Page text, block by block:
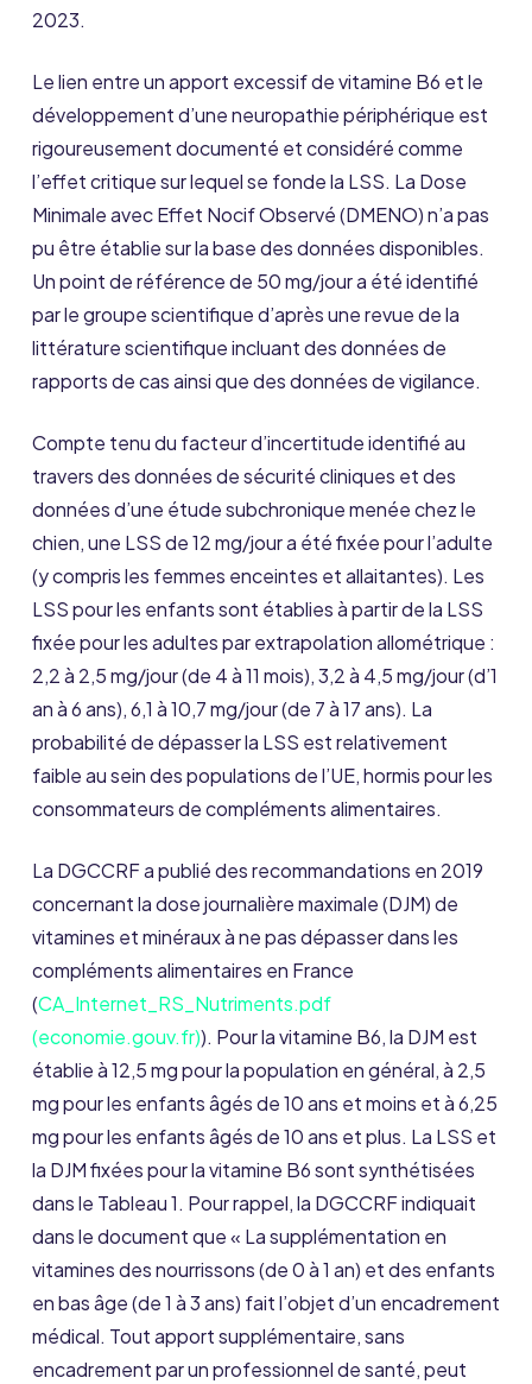
2023.
Le lien entre un apport excessif de vitamine B6 et le
développement d’une neuropathie périphérique est
rigoureusement documenté et considéré comme
l’effet critique sur lequel se fonde la LSS. La Dose
Minimale avec Effet Nocif Observé (DMENO) n’a pas
pu être établie sur la base des données disponibles.
Un point de référence de 50 mg/jour a été identifié
par le groupe scientifique d’après une revue de la
littérature scientifique incluant des données de
rapports de cas ainsi que des données de vigilance.
Compte tenu du facteur d’incertitude identifié au
travers des données de sécurité cliniques et des
données d’une étude subchronique menée chez le
chien, une LSS de 12 mg/jour a été fixée pour l’adulte
(y compris les femmes enceintes et allaitantes). Les
LSS pour les enfants sont établies à partir de la LSS
fixée pour les adultes par extrapolation allométrique :
2,2 à 2,5 mg/jour (de 4 à 11 mois), 3,2 à 4,5 mg/jour (d’1
an à 6 ans), 6,1 à 10,7 mg/jour (de 7 à 17 ans). La
probabilité de dépasser la LSS est relativement
faible au sein des populations de l’UE, hormis pour les
consommateurs de compléments alimentaires.
La DGCCRF a publié des recommandations en 2019
concernant la dose journalière maximale (DJM) de
vitamines et minéraux à ne pas dépasser dans les
compléments alimentaires en France
(CA_Internet_RS_Nutriments.pdf
(economie.gouv.fr)). Pour la vitamine B6, la DJM est
établie à 12,5 mg pour la population en général, à 2,5
mg pour les enfants âgés de 10 ans et moins et à 6,25
mg pour les enfants âgés de 10 ans et plus. La LSS et
la DJM fixées pour la vitamine B6 sont synthétisées
dans le Tableau 1. Pour rappel, la DGCCRF indiquait
dans le document que « La supplémentation en
vitamines des nourrissons (de 0 à 1 an) et des enfants
en bas âge (de 1 à 3 ans) fait l’objet d’un encadrement
médical. Tout apport supplémentaire, sans
encadrement par un professionnel de santé, peut